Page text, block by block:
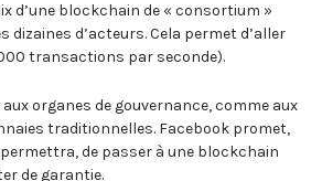
d’une blockchain de « consortium »
dizaines d’acteurs. Cela permet d’aller
transactions par seconde).
organes de gouvernance, comme aux
traditionnelles. Facebook promet,
de passer à une blockchain
de garantie.